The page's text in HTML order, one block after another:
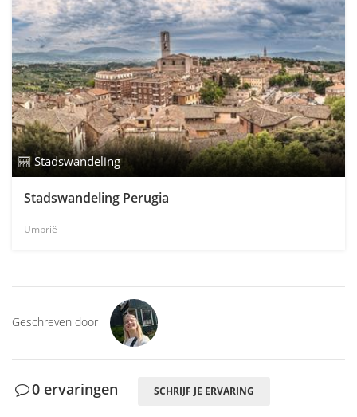
Stadswandeling
Stadswandeling Perugia
Umbrië
Geschreven door
0 ervaringen SCHRIJF JE ERVARING